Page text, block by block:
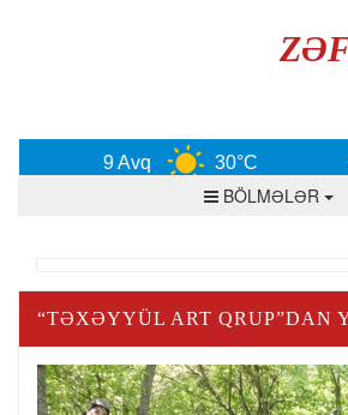
9 Avq 30°C 10
BÖLMƏLƏR
“TƏXƏYYÜL ART QRUP”DAN